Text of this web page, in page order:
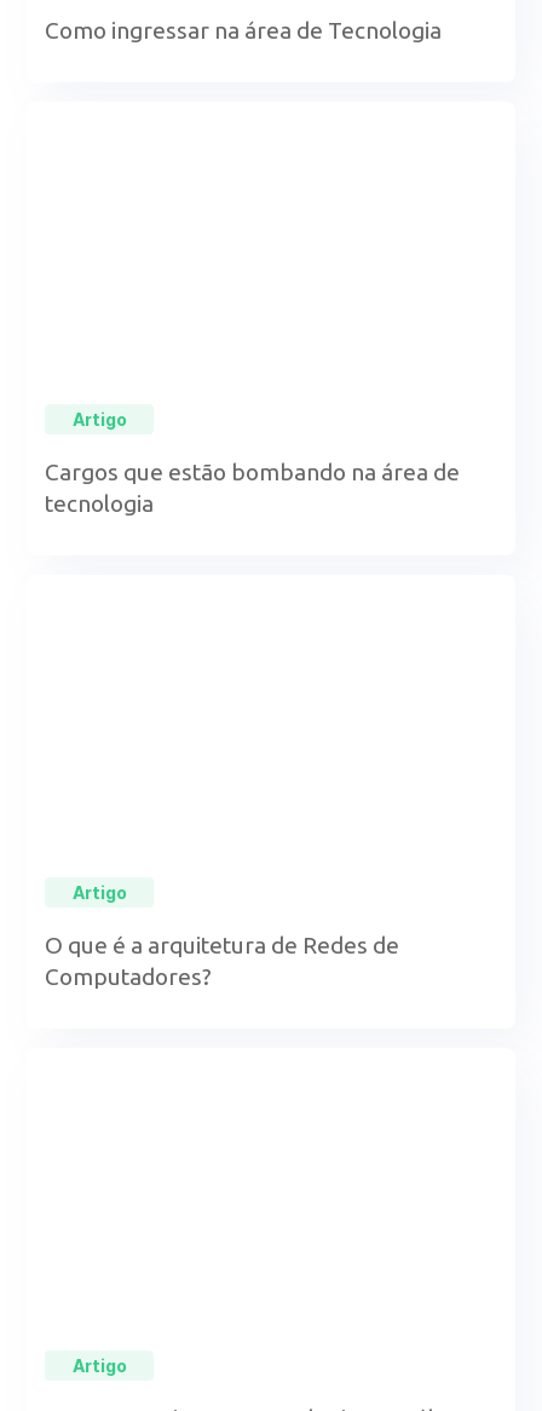
Como ingressar na área de Tecnologia
Artigo
Cargos que estão bombando na área de
tecnologia
Artigo
O que é a arquitetura de Redes de
Computadores?
Artigo